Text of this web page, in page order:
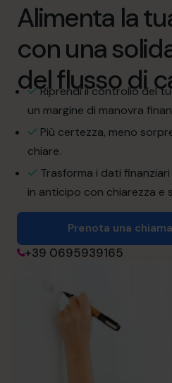
Crescita dell’azienda
Il CFO del CFO
Servizi aggiuntivi
Come funziona
I nostri CFO
Storie di successo
Chi siamo
Unisciti al team
Prenota una
+39 0695939165
Alimenta la
con una
del flusso di
Riprendi il controllo del
un margine di manovra
Più certezza, meno
chiare.
Trasforma i dati
in anticipo con chiarezza e
Prenota una
+39 0695939165